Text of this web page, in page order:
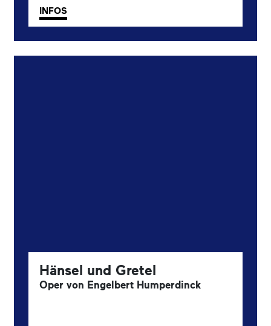
INFOS
Hänsel und Gretel
Oper von Engelbert Humperdinck